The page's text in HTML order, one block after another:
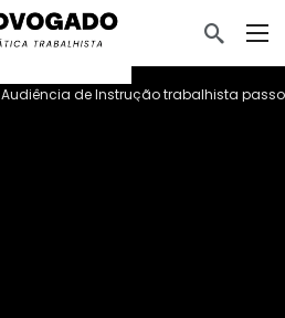
Audiência de Instrução trabalhista